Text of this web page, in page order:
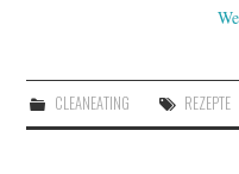
CLEANEATING REZEPTE